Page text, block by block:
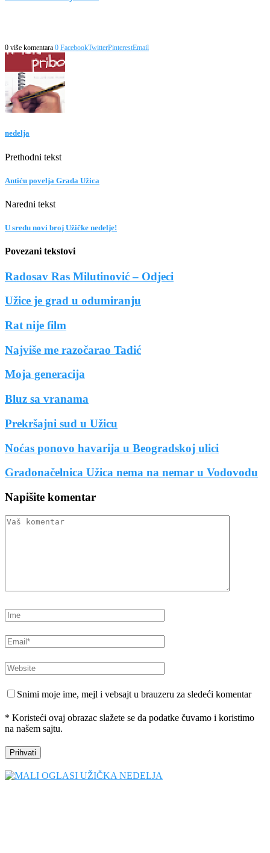
0 više komentara 0 FacebookTwitterPinterestEmail
nedelja
Prethodni tekst
Antiću povelja Grada Užica
Naredni tekst
U sredu novi broj Užičke nedelje!
Povezani tekstovi
Radosav Ras Milutinović – Odjeci
Užice je grad u odumiranju
Rat nije film
Najviše me razočarao Tadić
Moja generacija
Bluz sa vranama
Prekršajni sud u Užicu
Noćas ponovo havarija u Beogradskoj ulici
Gradonačelnica Užica nema na nemar u Vodovodu
Napišite komentar
Snimi moje ime, mejl i vebsajt u brauzeru za sledeći komentar
* Koristeći ovaj obrazac slažete se da podatke čuvamo i koristimo
na našem sajtu.